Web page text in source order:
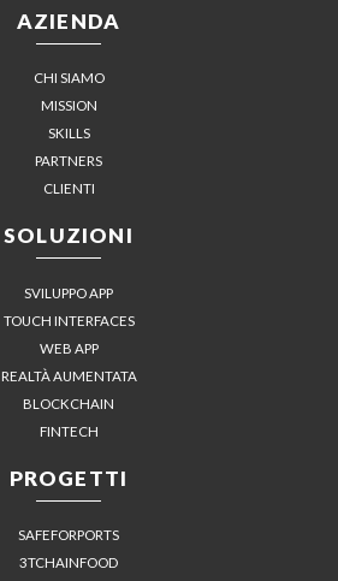
AZIENDA
CHI SIAMO
MISSION
SKILLS
PARTNERS
CLIENTI
SOLUZIONI
SVILUPPO APP
TOUCH INTERFACES
WEB APP
REALTÀ AUMENTATA
BLOCKCHAIN
FINTECH
PROGETTI
SAFEFORPORTS
3TCHAINFOOD